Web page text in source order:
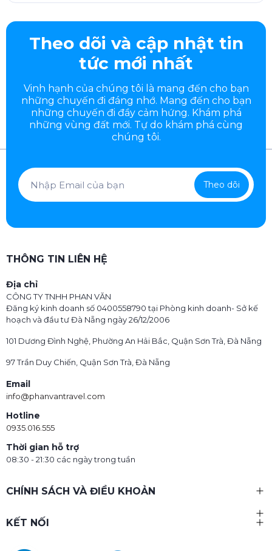
Theo dõi và cập nhật tin
tức mới nhất
Vinh hạnh của chúng tôi là mang đến cho bạn
những chuyến đi đáng nhớ. Mang đến cho bạn
những chuyến đi đầycảm hứng. Khám phá
những vùng đất mới. Tự do khám phá cùng
chúng tôi.
Theo dõi
THÔNG TIN LIÊN HỆ
Địa chỉ
CÔNG TY TNHH PHAN VĂN
Đăng ký kinh doanh số 0400558790 tại Phòng kinh doanh- Sở kế
hoạch và đầu tư Đà Nẵng ngày 26/12/2006
101 Dương Đình Nghệ, Phường An Hải Bắc, Quận Sơn Trà, Đà Nẵng
97 Trần Duy Chiến, Quận Sơn Trà, Đà Nẵng
Email
info@phanvantravel.com
Hotline
0935.016.555
Thời gian hỗ trợ
08:30 - 21:30 các ngày trong tuần
CHÍNH SÁCH VÀ ĐIỀU KHOẢN
KẾT NỐI